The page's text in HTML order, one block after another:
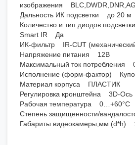
изображения
Дальность ИК подсветки до 20 м
Количество и тип диодов
Smart IR Да
ИК-фильтр IR-CUT
Напряжение питания 12В
Максимальный ток потребления
Исполнение (форм-фактор)
Материал корпуса ПЛАСТИК
Регулировка кронштейна 3D-Ось
Рабочая температура 0…+60°С
Степень защищенности/
Габариты видеокамеры,мм (d*h)